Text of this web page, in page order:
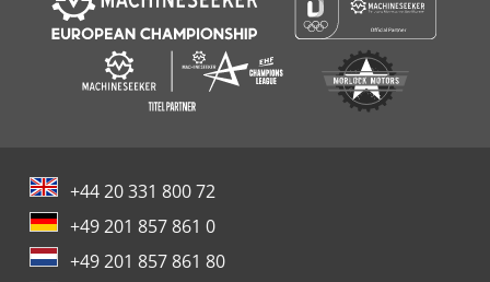
+44 20 331 800 72
+49 201 857 861 0
+49 201 857 861 80